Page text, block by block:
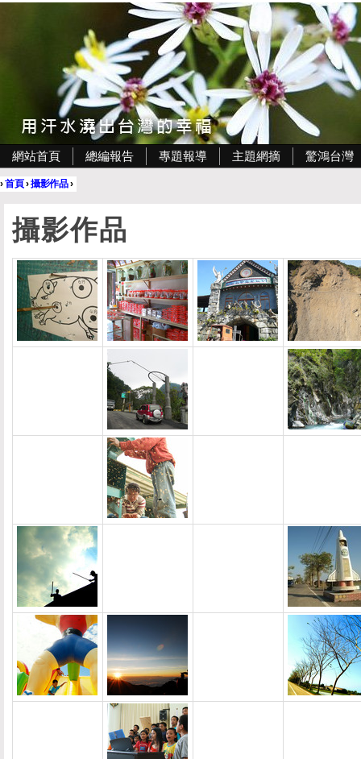
網站首頁 總編報告 專題報導 主題網摘 驚鴻台灣
›首頁›攝影作品›
攝影作品